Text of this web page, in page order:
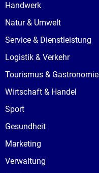
Handwerk
Natur & Umwelt
Service & Dienstleistung
Logistik & Verkehr
Tourismus & Gastronomie
Wirtschaft & Handel
Sport
Gesundheit
Marketing
Verwaltung